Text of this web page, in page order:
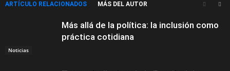
ARTÍCULO RELACIONADOS MÁS DEL AUTOR
Noticias
Más allá de la política: la inclusión como
práctica cotidiana